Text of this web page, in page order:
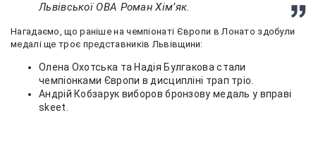
Львівської ОВА Роман Хім’як.
Нагадаємо, що раніше на чемпіонаті Європи в Лонато здобули
медалі ще троє представників Львівщини:
Олена Охотська та Надія Булгакова стали
чемпіонками Європи в дисципліні трап тріо.
Андрій Кобзарук виборов бронзову медаль у вправі
skeet.